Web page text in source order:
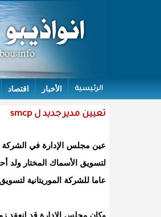
الرئيسية الأخبار اقتصاد
تعيين مدير جديد ل smcp
عين مجلس الإدارة في الشركة
لتسويق الأسماك المختار ولد
عاما للشركة الموريتانية